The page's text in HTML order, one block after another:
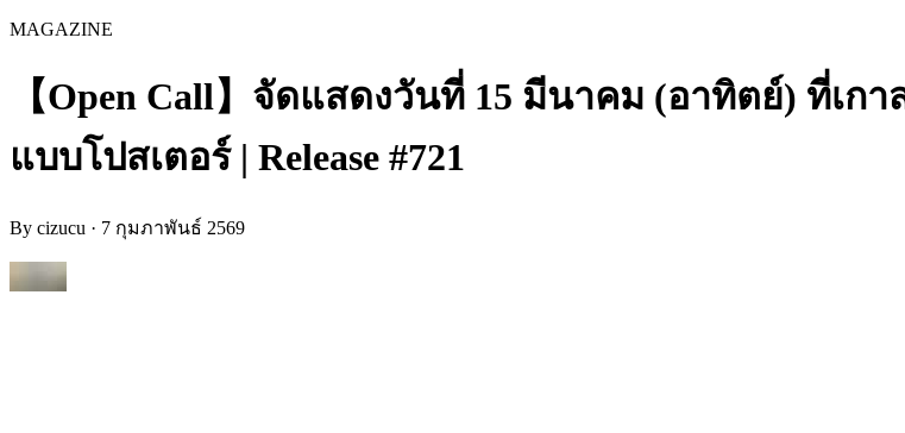
MAGAZINE
【Open Call】จัดแสดงวันที่ 15 มีนาคม (อาทิตย์) ที่เ
แบบโปสเตอร์ | Release #721
By cizucu · 7 กุมภาพันธ์ 2569